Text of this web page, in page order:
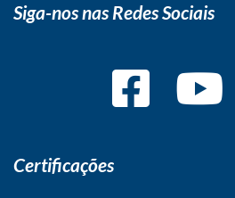
Siga-nos nas Redes Sociais
Certificações